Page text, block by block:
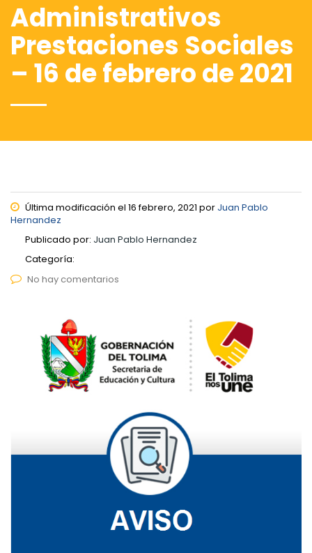
Administrativos
Prestaciones Sociales
– 16 de febrero de 2021
Última modificación el 16 febrero, 2021 por Juan Pablo
Hernandez
Publicado por: Juan Pablo Hernandez
Categoría:
No hay comentarios